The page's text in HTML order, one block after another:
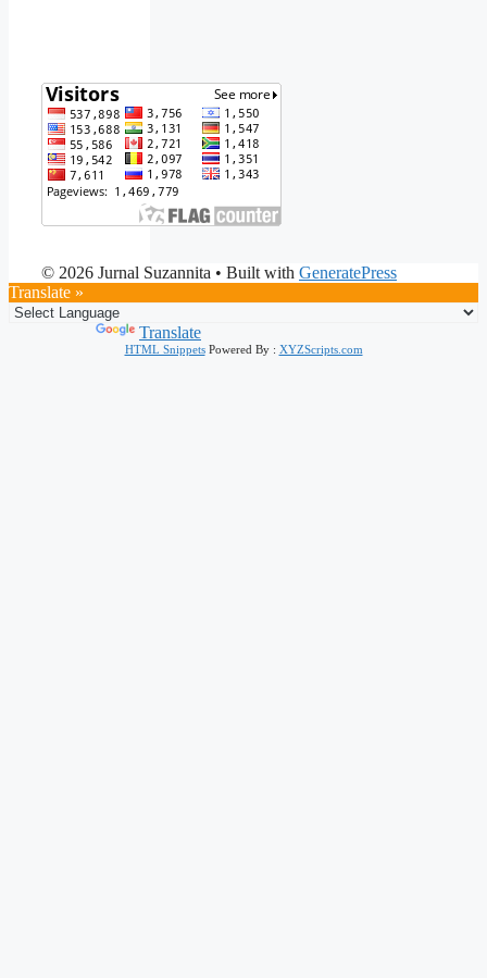
© 2026 Jurnal Suzannita • Built with GeneratePress
Translate »
Translate
HTML SnippetsPowered By : XYZScripts.com